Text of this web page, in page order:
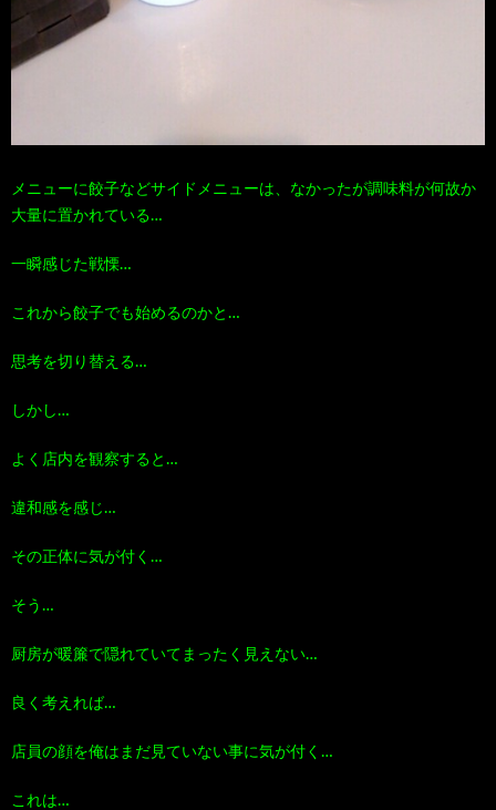
メニューに餃子などサイドメニューは、なかったが調味料が何故か
大量に置かれている…
一瞬感じた戦慄…
これから餃子でも始めるのかと…
思考を切り替える…
しかし…
よく店内を観察すると…
違和感を感じ…
その正体に気が付く…
そう…
厨房が暖簾で隠れていてまったく見えない…
良く考えれば…
店員の顔を俺はまだ見ていない事に気が付く…
これは…